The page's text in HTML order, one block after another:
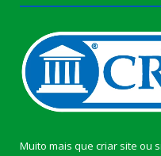
Muito mais que criar site ou